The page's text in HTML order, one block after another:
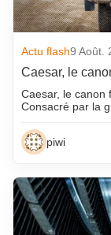
Actu flash9 Août.
Caesar, le
Caesar, le canon
Consacré par la
piwi